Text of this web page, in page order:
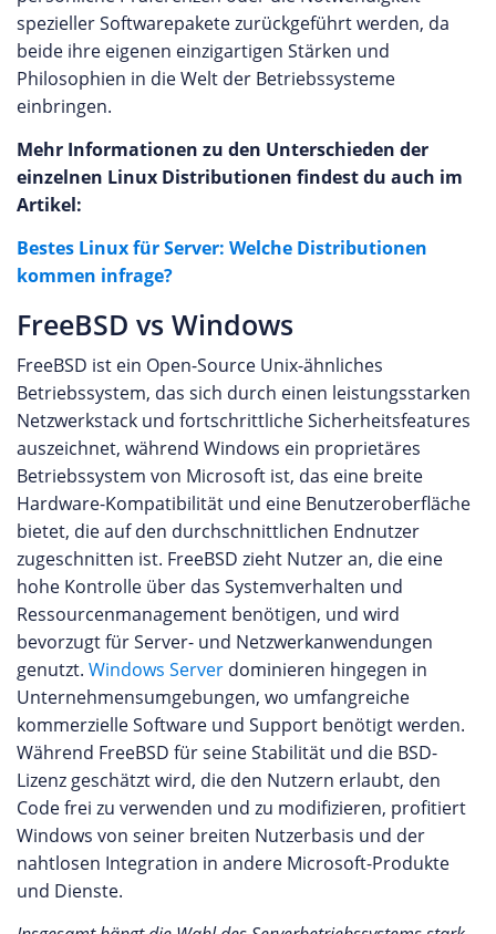
spezieller Softwarepakete zurückgeführt werden, da
beide ihre eigenen einzigartigen Stärken und
Philosophien in die Welt der Betriebssysteme
einbringen.
Mehr Informationen zu den Unterschieden der
einzelnen Linux Distributionen findest du auch im
Artikel:
Bestes Linux für Server: Welche Distributionen
kommen infrage?
FreeBSD vs Windows
FreeBSD ist ein Open-Source Unix-ähnliches
Betriebssystem, das sich durch einen leistungsstarken
Netzwerkstack und fortschrittliche Sicherheitsfeatures
auszeichnet, während Windows ein proprietäres
Betriebssystem von Microsoft ist, das eine breite
Hardware-Kompatibilität und eine Benutzeroberfläche
bietet, die auf den durchschnittlichen Endnutzer
zugeschnitten ist. FreeBSD zieht Nutzer an, die eine
hohe Kontrolle über das Systemverhalten und
Ressourcenmanagement benötigen, und wird
bevorzugt für Server- und Netzwerkanwendungen
genutzt. Windows Server dominieren hingegen in
Unternehmensumgebungen, wo umfangreiche
kommerzielle Software und Support benötigt werden.
Während FreeBSD für seine Stabilität und die BSD-
Lizenz geschätzt wird, die den Nutzern erlaubt, den
Code frei zu verwenden und zu modifizieren, profitiert
Windows von seiner breiten Nutzerbasis und der
nahtlosen Integration in andere Microsoft-Produkte
und Dienste.